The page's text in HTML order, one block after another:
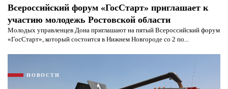
Всероссийский форум «ГосСтарт» приглашает к
участию молодежь Ростовской области
Молодых управленцев Дона приглашают на пятый Всероссийский форум
«ГосСтарт», который состоится в Нижнем Новгороде со 2 по...
НОВОСТИ